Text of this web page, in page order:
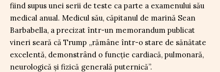
fiind supus unei serii de teste ca parte a examenului său
medical anual. Medicul său, căpitanul de marină Sean
Barbabella, a precizat într-un memorandum publicat
vineri seară că Trump „rămâne într-o stare de sănătate
excelentă, demonstrând o funcție cardiacă, pulmonară,
neurologică și fizică generală puternică”.